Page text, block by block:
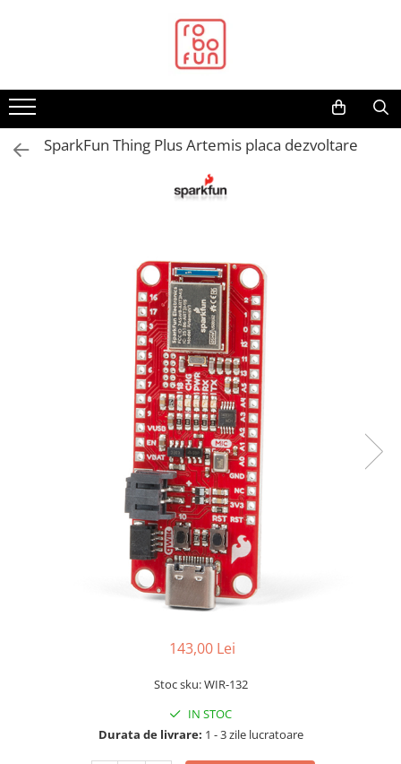
Arduino Original
Arduino Compatibil
Raspberry PI
Adaptoare si convertoare
Convertor nivel logic
SparkFun Thing Plus Artemis placa dezvoltare
143,00 Lei
Stoc sku: WIR-132
IN STOC
Durata de livrare: 1 - 3 zile lucratoare